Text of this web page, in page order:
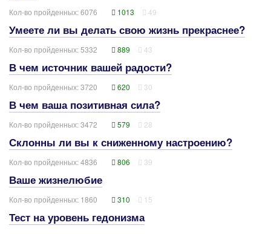
Кол-во пройденных: 6076 1013 49
Умеете ли вы делать свою жизнь прекраснее?
Кол-во пройденных: 5332 889 43
В чем источник вашей радости?
Кол-во пройденных: 3720 620 30
В чем ваша позитивная сила?
Кол-во пройденных: 3472 579 28
Склонны ли вы к сниженному настроению?
Кол-во пройденных: 4836 806 39
Ваше жизнелюбие
Кол-во пройденных: 1860 310 15
Тест на уровень гедонизма